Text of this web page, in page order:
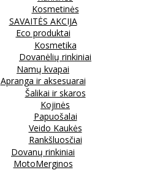
Kosmetinės
SAVAITĖS AKCIJA
Eco produktai
Kosmetika
Dovanėlių rinkiniai
Namų kvapai
Apranga ir aksesuarai
Šalikai ir skaros
Kojinės
Papuošalai
Veido Kaukės
Rankšluosčiai
Dovanų rinkiniai
MotoMerginos